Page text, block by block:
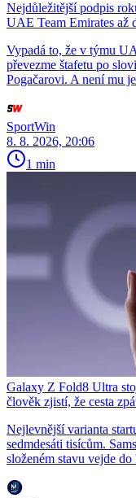
Nejdůležitější podpis
UAE Team Emirates až
Vypadá to, že v týmu
převezme štafetu po
Pogačarovi. A není mu
SportWin
8. 8. 2026, 20:06
1 min
Galaxy Z Fold8 Ultra
člověk zjistí, že cesta
Nejlevnější varianta
sedmdesáti tisícům.
složeném stavu vejde